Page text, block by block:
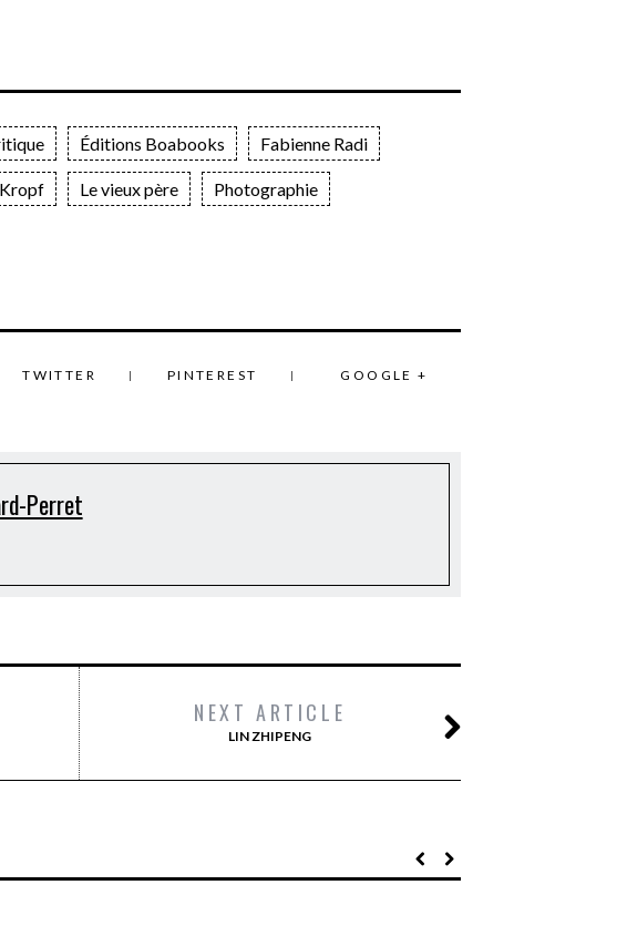
Éditions Boabooks Fabienne Radi
Le vieux père Photographie
TWITTER PINTEREST GOOGLE +
Perret
NEXT ARTICLE
LIN ZHIPENG